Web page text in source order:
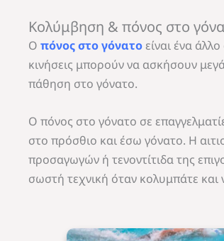
Κολύμβηση & πόνος στο
Ο πόνος στο γόνατοείναι ένα
κινήσεις μπορούν να ασκήσουν
πάθηση στο γόνατο.
Ο πόνος στο γόνατο σε
στο πρόσθιο και έσω γόνατο. Η
προσαγωγών ή τενοντίτιδα της
σωστή τεχνική όταν κολυμπάτε και